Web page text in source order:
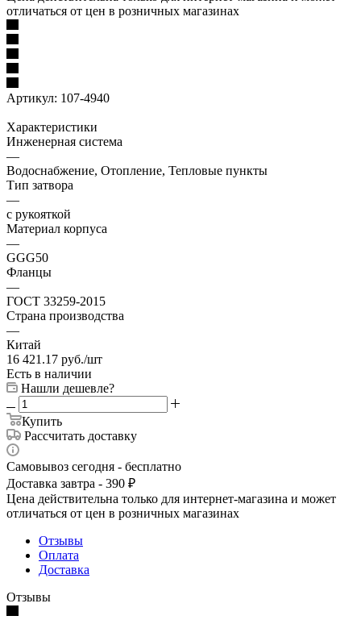
отличаться от цен в розничных магазинах
Артикул: 107-4940
Характеристики
Инженерная система
—
Водоснабжение, Отопление, Тепловые пункты
Тип затвора
—
с рукояткой
Материал корпуса
—
GGG50
Фланцы
—
ГОСТ 33259-2015
Страна производства
—
Китай
16 421.17 руб./шт
Есть в наличии
Нашли дешевле?
Купить
Рассчитать доставку
Самовывоз сегодня - бесплатно
Доставка завтра - 390 ₽
Цена действительна только для интернет-магазина и может
отличаться от цен в розничных магазинах
Отзывы
Оплата
Доставка
Отзывы